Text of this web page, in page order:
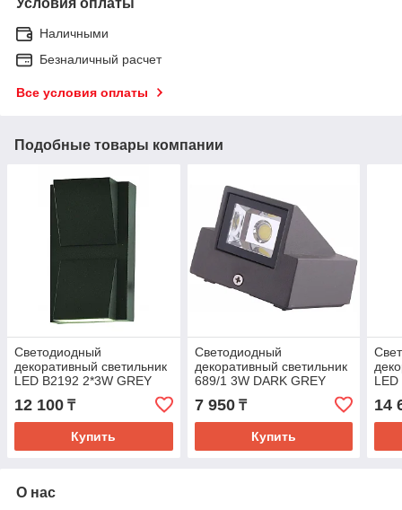
Наличными
Безналичный расчет
Все условия оплаты
Подобные товары компании
Светодиодный
декоративный светильник
LED B2192 2*3W GREY
3000K (TEKLED) 40шт
12 100 ₸
Купить
Светодиодный
декоративный светильник
689/1 3W DARK GREY
6000K IP65 (TEKLED)
40шт
7 950₸
Купить
LED
14
О нас